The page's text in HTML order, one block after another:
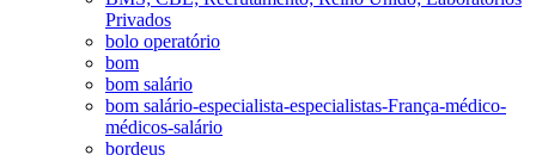
Privados
bolo operatório
bom
bom salário
bom salário-especialista-especialistas-França-médico-
médicos-salário
bordeus